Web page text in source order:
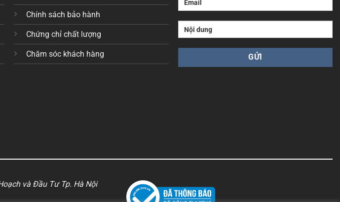
Chính sách bảo hành
Chứng chỉ chất lượng
Chăm sóc khách hàng
và Đầu Tư Tp. Hà Nội